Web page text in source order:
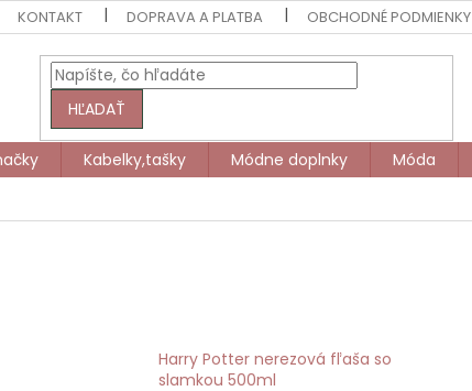
KONTAKT DOPRAVA A PLATBA OBCHODNÉ PODMIENKY
HĽADAŤ
Kabelky,tašky Módne doplnky Móda
Harry Potter nerezová fľaša so
slamkou 500ml